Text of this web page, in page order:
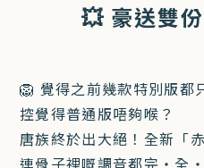
💥 豪送雙
🦁 覺得之前幾款特別版都
控覺得普通版唔夠喉？
唐族終於出大絕！全新「
連骨子裡嘅調音都完・全